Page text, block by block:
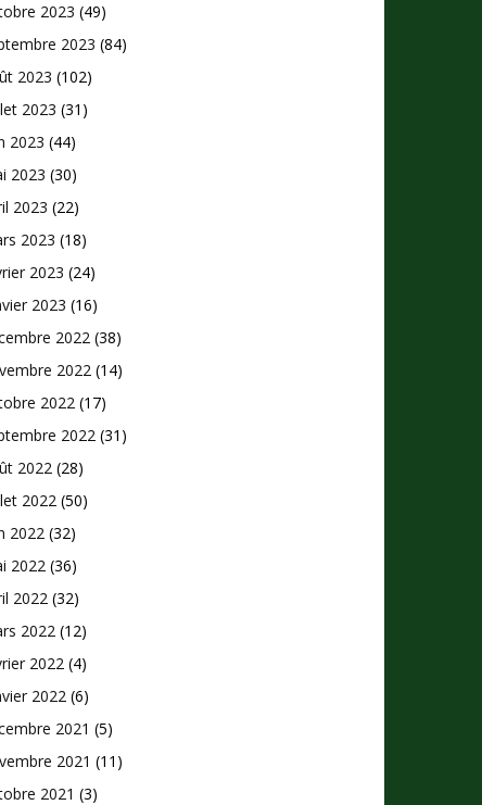
2023 (49)
2023 (84)
2023 (102)
2023 (31)
2023 (44)
2023 (30)
2023 (22)
2023 (18)
2023 (24)
2023 (16)
2022 (38)
2022 (14)
2022 (17)
2022 (31)
2022 (28)
2022 (50)
2022 (32)
2022 (36)
2022 (32)
2022 (12)
2022 (4)
2022 (6)
2021 (5)
2021 (11)
2021 (3)